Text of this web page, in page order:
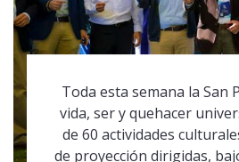
Toda esta semana la San
vida, ser y quehacer
de 60 actividades
de proyección dirigidas,